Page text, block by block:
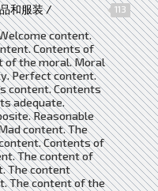
和服装 /
113
content.
Contents of
of the moral. Moral
Perfect content.
content. Contents
adequate.
Reasonable
content. The
Contents of
The content of
The content
The content of the